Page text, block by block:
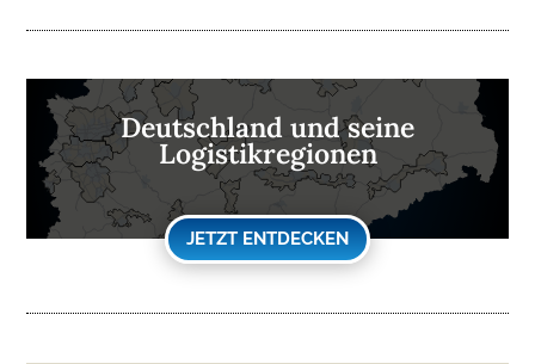
Deutschland und seine
Logistikregionen
JETZT ENTDECKEN